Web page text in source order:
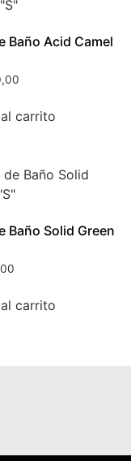
Baño Acid Camel
carrito
Baño Solid Green
carrito